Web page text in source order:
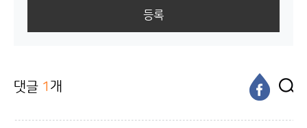
등록
댓글 1 개